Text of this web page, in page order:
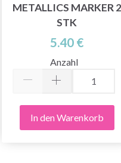
METALLICS MARKER 2
STK
5.40 €
Anzahl
In den Warenkorb